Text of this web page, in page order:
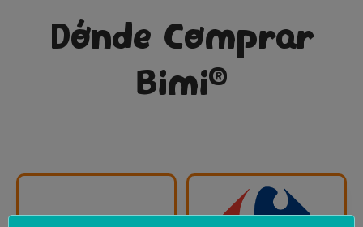
Dónde Comprar
Bimi®